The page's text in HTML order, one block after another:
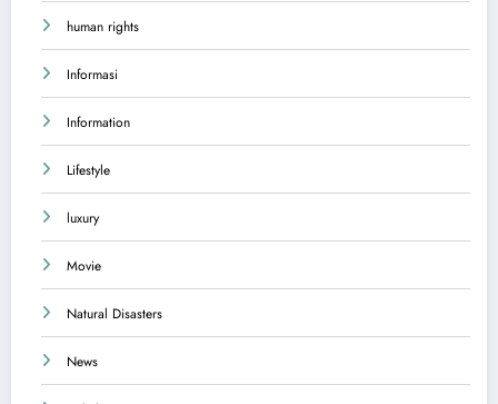
human rights
Informasi
Information
Lifestyle
luxury
Movie
Natural Disasters
News